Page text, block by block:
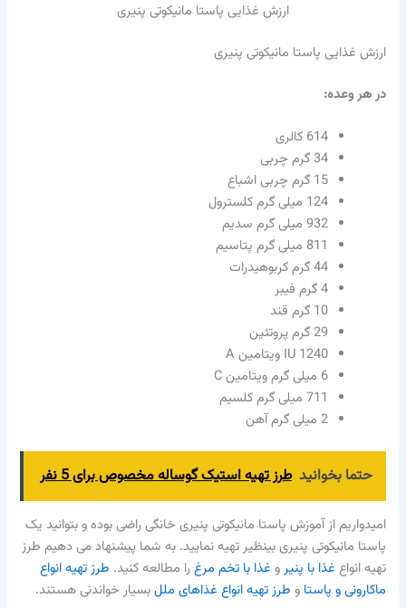
ارزش غذایی پاستا مانیکوتی پنیری
ارزش غذایی پاستا مانیکوتی پنیری
در هر وعده:
614 کالری
34 گرم چربی
15 گرم چربی اشباع
124 میلی گرم کلسترول
932 میلی گرم سدیم
811 میلی گرم پتاسیم
44 گرم کربوهیدرات
4 گرم فیبر
10 گرم قند
29 گرم پروتئین
IU 1240 ویتامین A
6 میلی گرم ویتامین C
711 میلی گرم کلسیم
2 میلی گرم آهن
حتما بخوانید طرز تهیه استیک گوساله مخصوص برای 5 نفر
امیدواریم از آموزش پاستا مانیکوتی پنیری خانگی راضی بوده و بتوانید یک
پاستا مانیکوتی پنیری بینظیر تهیه نمایید. به شما پیشنهاد می دهیم طرز
تهیه انواع غذا با پنیرو غذا با تخم مرغرا مطالعه کنید. طرز تهیه انواع
ماکارونی و پاستا و طرز تهیه انواع غذاهای مللبسیار خواندنی هستند.